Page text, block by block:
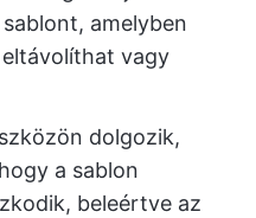
amelyben
vagy
dolgozik,
a sablon
beleértve az